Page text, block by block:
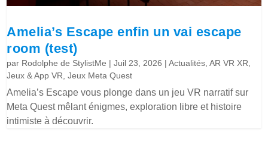
Amelia’s Escape enfin un vai escape
room (test)
par Rodolphe de StylistMe |Juil 23, 2026 |Actualités ,AR VR XR
Jeux & App VR ,Jeux Meta Quest
Amelia’s Escape vous plonge dans un jeu VR narratif sur
Meta Quest mêlant énigmes, exploration libre et histoire
intimiste à découvrir.